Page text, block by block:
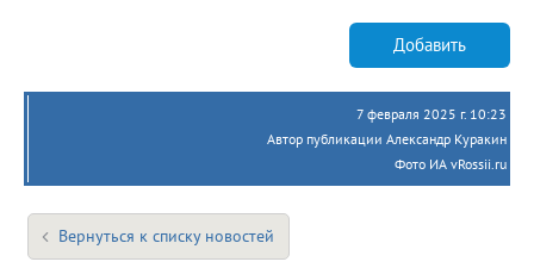
Добавить
7 февраля 2025 г. 10:23
Автор публикации Александр Куракин
Фото ИА vRossii.ru
Вернуться к списку новостей